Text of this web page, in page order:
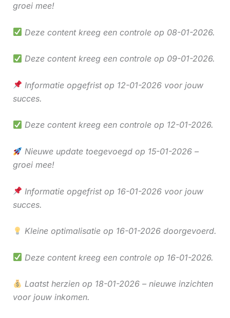
groei mee!
Deze content kreeg een controle op 08-01-2026.
Deze content kreeg een controle op 09-01-2026.
Informatie opgefrist op 12-01-2026 voor jouw
succes.
Deze content kreeg een controle op 12-01-2026.
Nieuwe update toegevoegd op 15-01-2026 –
groei mee!
Informatie opgefrist op 16-01-2026 voor jouw
succes.
Kleine optimalisatie op 16-01-2026 doorgevoerd.
Deze content kreeg een controle op 16-01-2026.
Laatst herzien op 18-01-2026 – nieuwe inzichten
voor jouw inkomen.